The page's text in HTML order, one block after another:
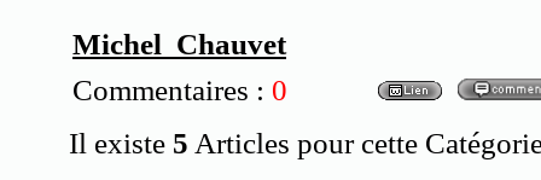
Michel Chauvet
Commentaires : 0
Il existe 5 Articles pour cette